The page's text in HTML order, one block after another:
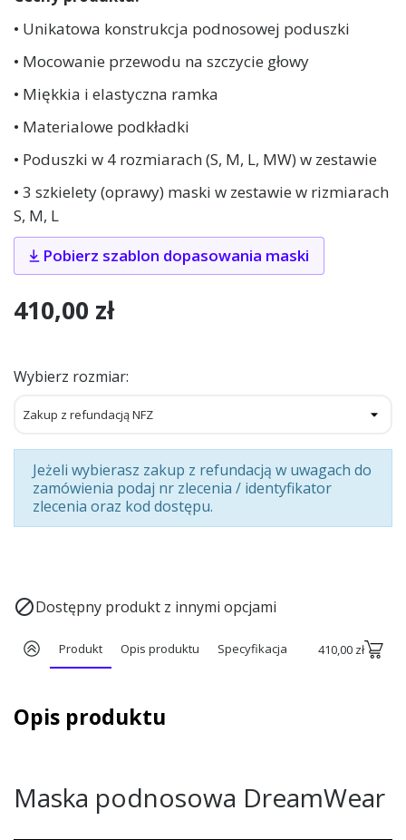
• Unikatowa konstrukcja podnosowej poduszki
• Mocowanie przewodu na szczycie głowy
• Miękkia i elastyczna ramka
• Materialowe podkładki
• Poduszki w 4 rozmiarach (S, M, L, MW) w zestawie
• 3 szkielety (oprawy) maski w zestawie w rizmiarach
S, M, L
Pobierz szablon dopasowania maski
410,00 zł
Wybierz rozmiar:
Jeżeli wybierasz zakup z refundacją w uwagach do
zamówienia podaj nr zlecenia / identyfikator
zlecenia oraz kod dostępu.
Dostępny produkt z innymi opcjami
Produkt Opis produktu Specyfikacja 410,00 zł
Opis produktu
Maska podnosowa DreamWear